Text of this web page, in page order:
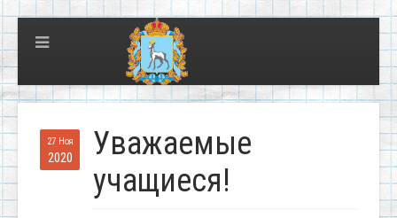
27 Ноя
2020
Уважаемые
учащиеся!